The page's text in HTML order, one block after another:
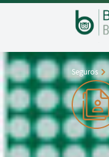
Seguros